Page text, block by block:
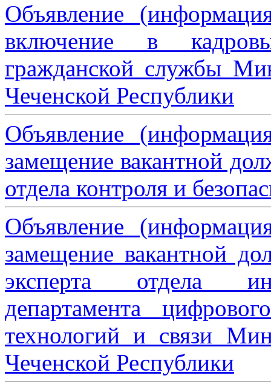
Объявление
включение в
гражданской службы
Чеченской Республики
Объявление
замещение вакантной
отдела контроля и
Объявление
замещение вакантной
эксперта отдела
департамента
технологий и связи
Чеченской Республики